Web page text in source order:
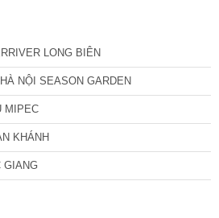
LONG BIÊN
NỘI SEASON GARDEN
MIPEC
KHÁNH
GIANG